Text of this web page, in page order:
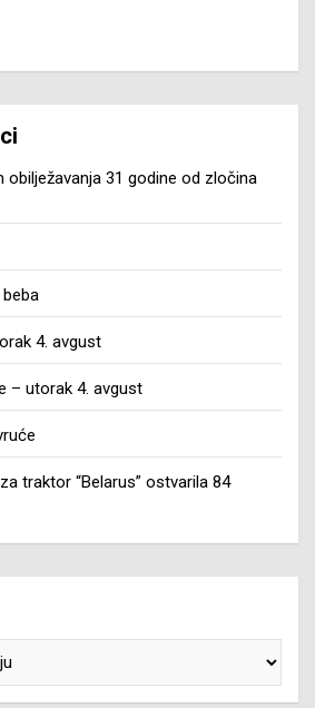
obilježavanja 31 godine od zločina
4. avgust
– utorak 4. avgust
traktor “Belarus” ostvarila 84